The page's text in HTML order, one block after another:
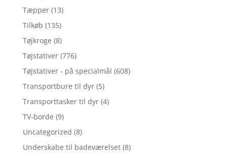
Tæpper (13)
Tilkøb (135)
Tøjkroge (8)
Tøjstativer (776)
Tøjstativer - på specialmål (608)
Transportbure til dyr (5)
Transporttasker til dyr (4)
TV-borde (9)
Uncategorized (8)
Underskabe til badeværelset (8)